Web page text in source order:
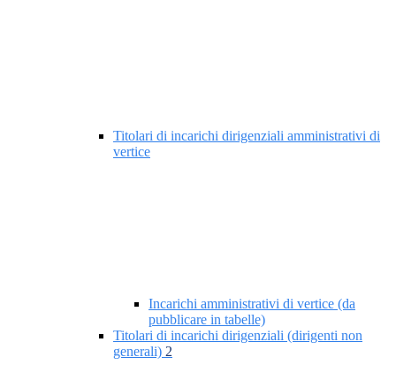
Titolari di incarichi dirigenziali amministrativi di
vertice
Incarichi amministrativi di vertice (da
pubblicare in tabelle)
Titolari di incarichi dirigenziali (dirigenti non
generali) 2